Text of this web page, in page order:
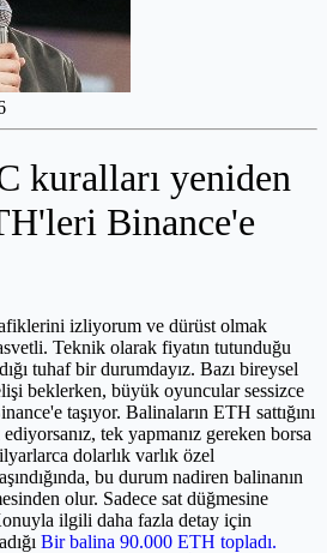
kuralları yeniden
Binance'e
izliyorum ve dürüst olmak
Teknik olarak fiyatın tutunduğu
tuhaf bir durumdayız. Bazı bireysel
beklerken, büyük oyuncular sessizce
taşıyor. Balinaların ETH sattığını
ediyorsanız, tek yapmanız gereken borsa
dolarlık varlık özel
bu durum nadiren balinanın
olur. Sadece sat düğmesine
ilgili daha fazla detay için
Bir balina 90.000 ETH topladı.